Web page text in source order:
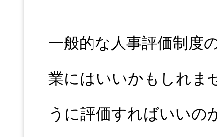
一般的な人事評価制度
業にはいいかもしれま
うに評価すればいいの